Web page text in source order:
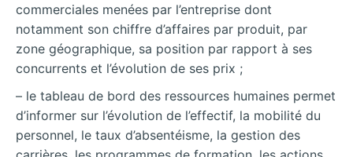
commerciales menées par l’entreprise dont
notamment son chiffre d’affaires par produit, par
zone géographique, sa position par rapport à ses
concurrents et l’évolution de ses prix ;
– le tableau de bord des ressources humaines permet
d’informer sur l’évolution de l’effectif, la mobilité du
personnel, le taux d’absentéisme, la gestion des